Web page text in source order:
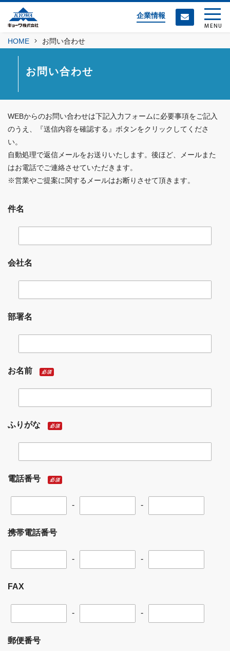
企業情報
MENU
HOME お問い合わせ
お問い合わせ
WEBからのお問い合わせは下記入力フォームに必要事項をご記入
のうえ、『送信内容を確認する』ボタンをクリックしてくださ
い。
自動処理で返信メールをお送りいたします。後ほど、メールまた
はお電話でご連絡させていただきます。
※営業やご提案に関するメールはお断りさせて頂きます。
件名
会社名
部署名
お名前 必須
ふりがな 必須
電話番号 必須
- -
携帯電話番号
- -
FAX
- -
郵便番号